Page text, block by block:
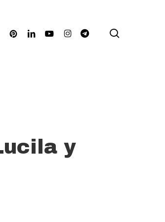
PinterestLinkedinYoutubeInstagramTelegram
y